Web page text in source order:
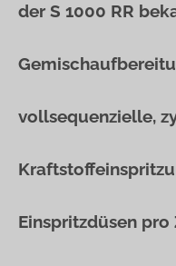
der S 1000 RR
vollsequenzielle,
Einspritzdüsen pro